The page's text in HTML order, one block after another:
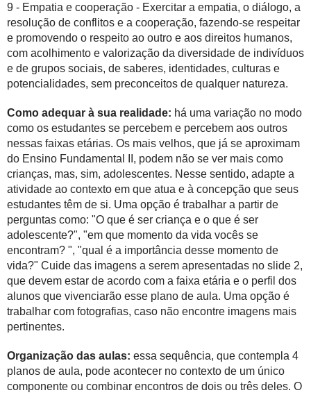
9 - Empatia e cooperação - Exercitar a empatia, o diálogo, a
resolução de conflitos e a cooperação, fazendo-se respeitar
e promovendo o respeito ao outro e aos direitos humanos,
com acolhimento e valorização da diversidade de indivíduos
e de grupos sociais, de saberes, identidades, culturas e
potencialidades, sem preconceitos de qualquer natureza.
Como adequar à sua realidade: há uma variação no modo
como os estudantes se percebem e percebem aos outros
nessas faixas etárias. Os mais velhos, que já se aproximam
do Ensino Fundamental II, podem não se ver mais como
crianças, mas, sim, adolescentes. Nesse sentido, adapte a
atividade ao contexto em que atua e à concepção que seus
estudantes têm de si. Uma opção é trabalhar a partir de
perguntas como: "O que é ser criança e o que é ser
adolescente?", "em que momento da vida vocês se
encontram? ", "qual é a importância desse momento de
vida?" Cuide das imagens a serem apresentadas no slide 2,
que devem estar de acordo com a faixa etária e o perfil dos
alunos que vivenciarão esse plano de aula. Uma opção é
trabalhar com fotografias, caso não encontre imagens mais
pertinentes.
Organização das aulas: essa sequência, que contempla 4
planos de aula, pode acontecer no contexto de um único
componente ou combinar encontros de dois ou três deles. O